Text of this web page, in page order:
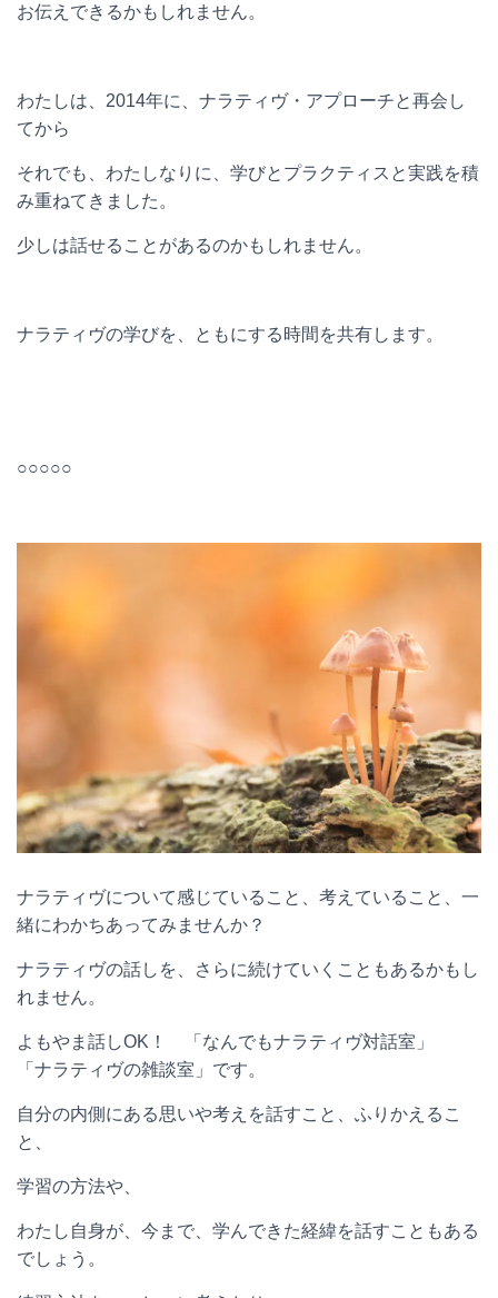
お伝えできるかもしれません。
わたしは、 2014年に、ナラティヴ・アプローチと再会し
てから
それでも、わたしなりに、学びとプラクティスと実践を積
み重ねてきました。
少しは話せることがあるのかもしれません。
ナラティヴの学びを、ともにする時間を共有します。
○○○○○
ナラティヴについて感じていること、考えていること、一
緒にわかちあってみませんか？
ナラティヴの話しを、さらに続けていくこともあるかもし
れません。
よもやま話しOK！ 「なんでもナラティヴ対話室」
「ナラティヴの雑談室」です。
自分の内側にある思いや考えを話すこと、ふりかえるこ
と、
学習の方法や、
わたし自身が、今まで、学んできた経緯を話すこともある
でしょう。